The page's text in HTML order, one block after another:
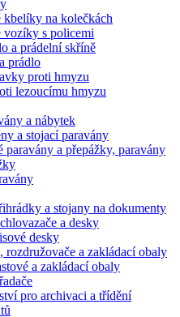
na kolečkách
s policemi
a prádelní skříně
prádlo
proti hmyzu
lezoucímu hmyzu
a nábytek
a stojací paravány
paravány a přepážky, paravány
a stojany na dokumenty
a desky
desky
rozdružovače a zakládací obaly
a zakládací obaly
pro archivaci a třídění